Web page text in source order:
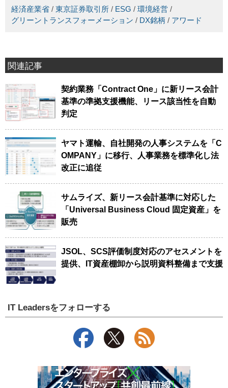
経済産業省 / 東京証券取引所 / ESG / 環境経営 /
グリーントランスフォーメーション / DX銘柄 / アワード
関連記事
契約業務「Contract One」に新リース会計
基準の準拠支援機能、リース該当性を自動
判定
ヤマト運輸、自社開発の人事システムを「C
OMPANY」に移行、人事業務を標準化し法
改正に追従
サムライズ、新リース会計基準に対応した
「Universal Business Cloud 固定資産」を
販売
JSOL、SCS評価制度対応のアセスメントを
提供、IT資産棚卸から説明資料整備まで支援
IT Leadersをフォローする